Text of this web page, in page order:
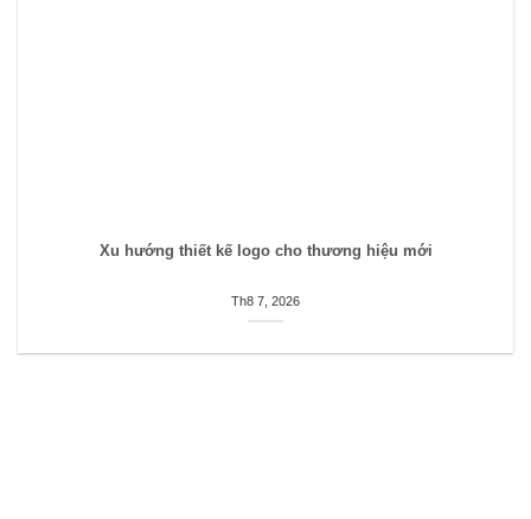
Xu hướng thiết kế logo cho thương hiệu mới
Th8 7, 2026